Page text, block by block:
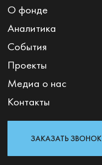
О фонде
Аналитика
События
Проекты
Медиа о нас
Контакты
ЗАКАЗАТЬ ЗВОНОК